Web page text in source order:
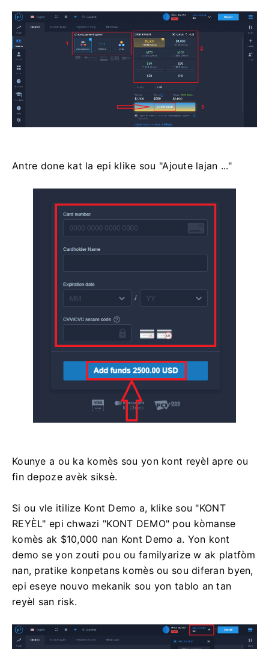
Antre done kat la epi klike sou "Ajoute lajan ..."
Kounye a ou ka komès sou yon kont reyèl apre ou
fin depoze avèk siksè.
Si ou vle itilize Kont Demo a, klike sou "KONT
REYÈL" epi chwazi "KONT DEMO" pou kòmanse
komès ak $10,000 nan Kont Demo a. Yon kont
demo se yon zouti pou ou familyarize w ak platfòm
nan, pratike konpetans komès ou sou diferan byen,
epi eseye nouvo mekanik sou yon tablo an tan
reyèl san risk.